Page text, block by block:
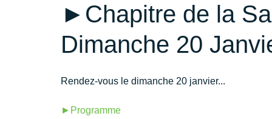
►Chapitre de la
Dimanche 20
Rendez-vous le dimanche 20 janvier...
►Programme